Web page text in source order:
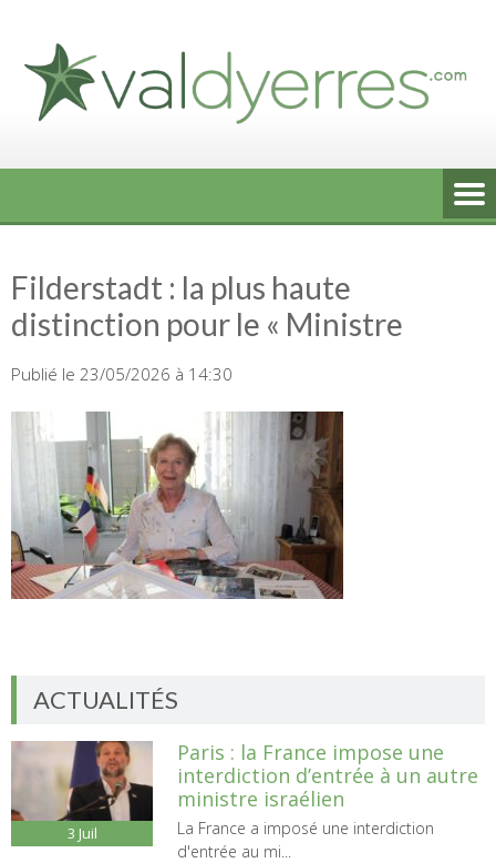
content
Filderstadt : la plus haute
distinction pour le « Ministre
Publié le 23/05/2026 à 14:30
ACTUALITÉS
3 Juil
Paris : la France impose une
interdiction d’entrée à un autre
ministre israélien
La France a imposé une interdiction
d'entrée au mi...